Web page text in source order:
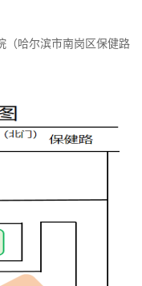
（哈尔滨市南岗区保健路